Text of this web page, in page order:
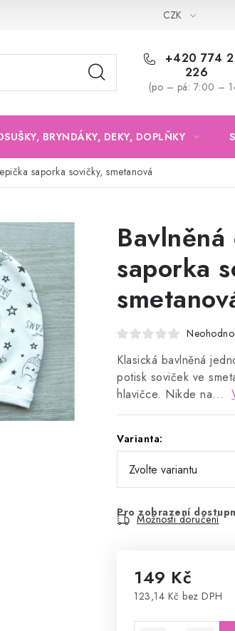
a výměnu Obchodní
CZK
+420 774
226
(po – pá: 7:00 –
BRYNDÁKY, DEKY, DOPLŇKY
saporka sovičky, smetanová
saporka
Klasická bavlněná
potisk soviček ve
hlavičce. Nikde na...
Varianta:
Pro zobrazení
Možnosti doručení
149 Kč
123,14 Kč bez DPH